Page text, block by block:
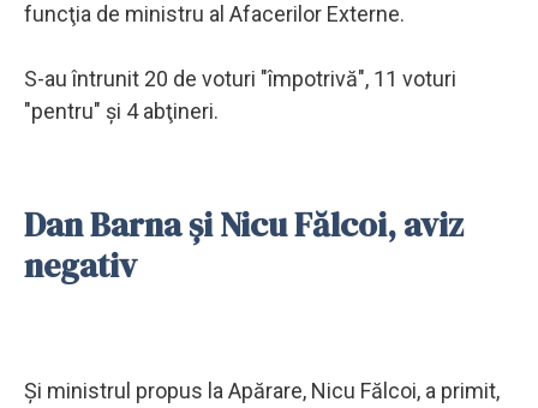
funcţia de ministru al Afacerilor Externe.
S-au întrunit 20 de voturi "împotrivă", 11 voturi
"pentru" şi 4 abţineri.
Dan Barna și Nicu Fălcoi, aviz
negativ
Și ministrul propus la Apărare, Nicu Fălcoi, a primit,